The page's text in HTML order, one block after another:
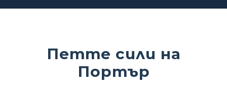
Петте сили на
Портър